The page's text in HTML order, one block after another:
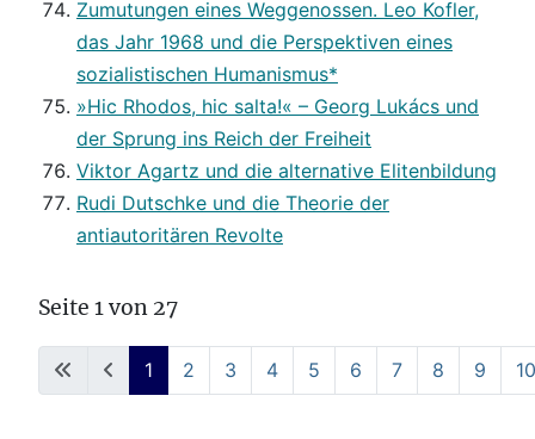
Zumutungen eines Weggenossen. Leo Kofler,
das Jahr 1968 und die Perspektiven eines
sozialistischen Humanismus*
»Hic Rhodos, hic salta!« – Georg Lukács und
der Sprung ins Reich der Freiheit
Viktor Agartz und die alternative Elitenbildung
Rudi Dutschke und die Theorie der
antiautoritären Revolte
Seite 1 von 27
1 2 3 4 5 6 7 8 9 10